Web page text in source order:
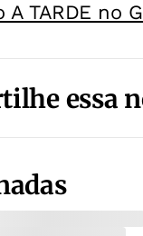
A TARDE no
essa